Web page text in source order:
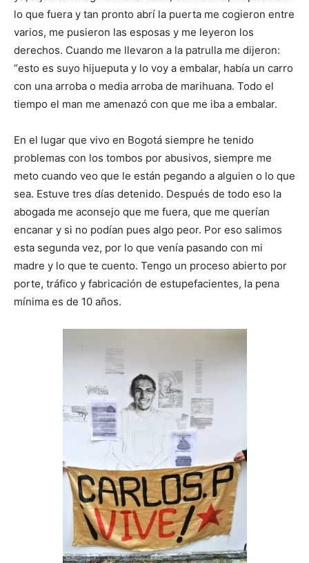
lo que fuera y tan pronto abrí la puerta me cogieron entre
varios, me pusieron las esposas y me leyeron los
derechos. Cuando me llevaron a la patrulla me dijeron:
“esto es suyo hijueputa y lo voy a embalar, había un carro
con una arroba o media arroba de marihuana. Todo el
tiempo el man me amenazó con que me iba a embalar.
En el lugar que vivo en Bogotá siempre he tenido
problemas con los tombos por abusivos, siempre me
meto cuando veo que le están pegando a alguien o lo que
sea. Estuve tres días detenido. Después de todo eso la
abogada me aconsejo que me fuera, que me querían
encanar y si no podían pues algo peor. Por eso salimos
esta segunda vez, por lo que venía pasando con mi
madre y lo que te cuento. Tengo un proceso abierto por
porte, tráfico y fabricación de estupefacientes, la pena
mínima es de 10 años.